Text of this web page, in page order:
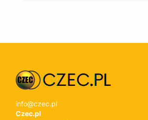
info@czec.pl
Czec.pl